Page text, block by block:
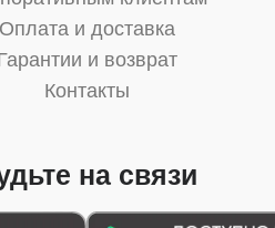
Оплата и доставка
и возврат
Контакты
на связи